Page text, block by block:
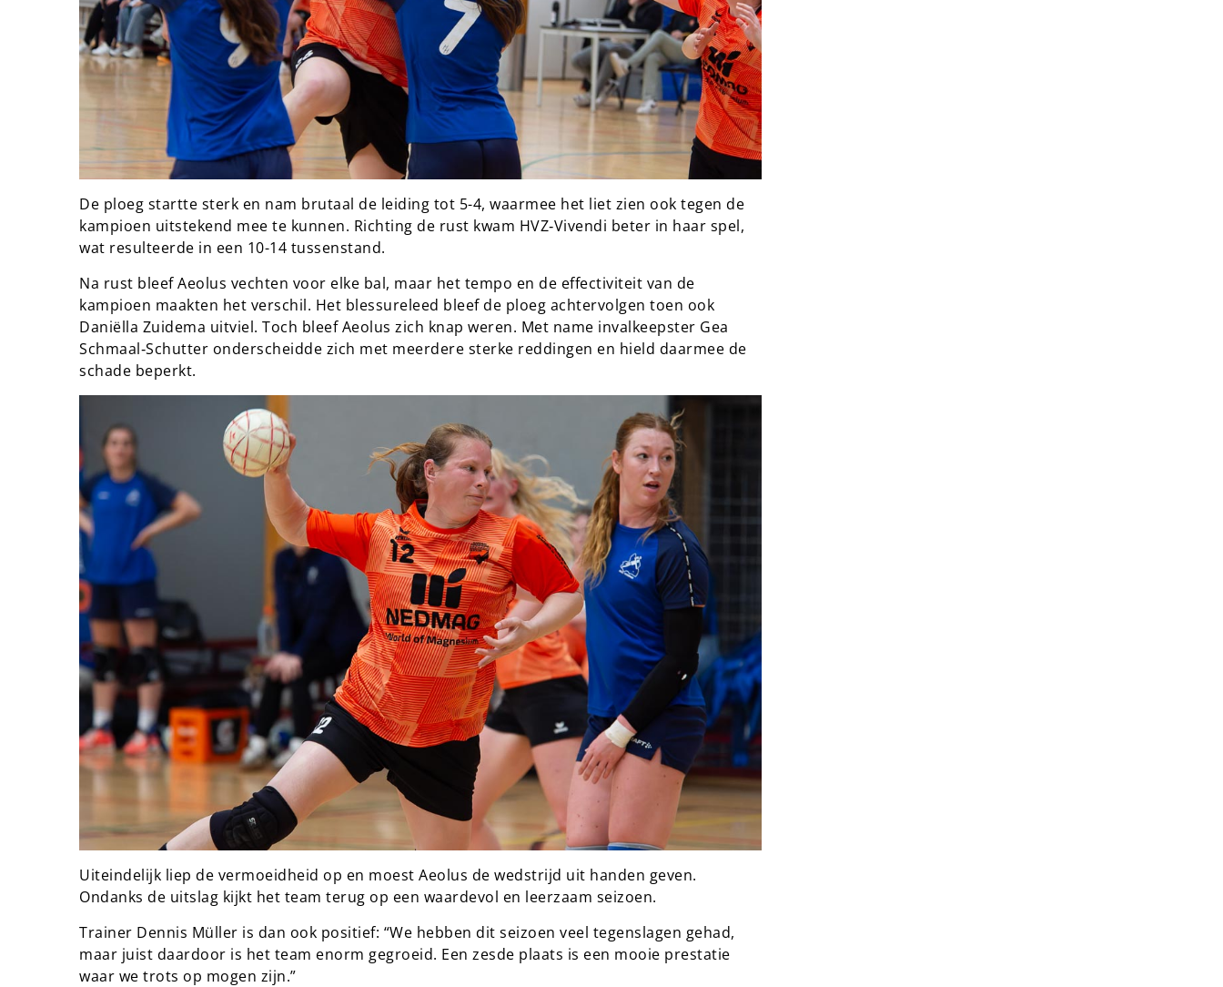
De ploeg startte sterk en nam brutaal de leiding tot 5-4, waarmee het liet zien ook tegen de
kampioen uitstekend mee te kunnen. Richting de rust kwam HVZ‑Vivendi beter in haar spel,
wat resulteerde in een 10-14 tussenstand.
Na rust bleef Aeolus vechten voor elke bal, maar het tempo en de effectiviteit van de
kampioen maakten het verschil. Het blessureleed bleef de ploeg achtervolgen toen ook
Daniëlla Zuidema uitviel. Toch bleef Aeolus zich knap weren. Met name invalkeepster Gea
Schmaal‑Schutter onderscheidde zich met meerdere sterke reddingen en hield daarmee de
schade beperkt.
Uiteindelijk liep de vermoeidheid op en moest Aeolus de wedstrijd uit handen geven.
Ondanks de uitslag kijkt het team terug op een waardevol en leerzaam seizoen.
Trainer Dennis Müller is dan ook positief: “We hebben dit seizoen veel tegenslagen gehad,
maar juist daardoor is het team enorm gegroeid. Een zesde plaats is een mooie prestatie
waar we trots op mogen zijn.”